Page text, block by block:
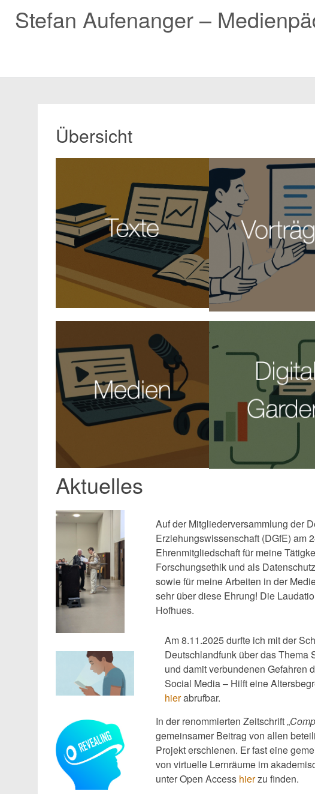
Stefan Aufenanger –
Übersicht
Aktuelles
Auf der Mitgliederversammlung der
Erziehungswissenschaft (DGfE) am
Ehrenmitgliedschaft für meine
Forschungsethik und als
sowie für meine Arbeiten in der
sehr über diese Ehrung! Die
Hofhues.
Am 8.11.2025 durfte ich mit der
Deutschlandfunk über das Thema
und damit verbundenen Gefahren
Social Media – Hilft eine
hierabrufbar.
In der renommierten Zeitschrift „
gemeinsamer Beitrag von allen
Projekt erschienen. Er fast eine
von virtuelle Lernräume im
unter Open Access hierzu finden.